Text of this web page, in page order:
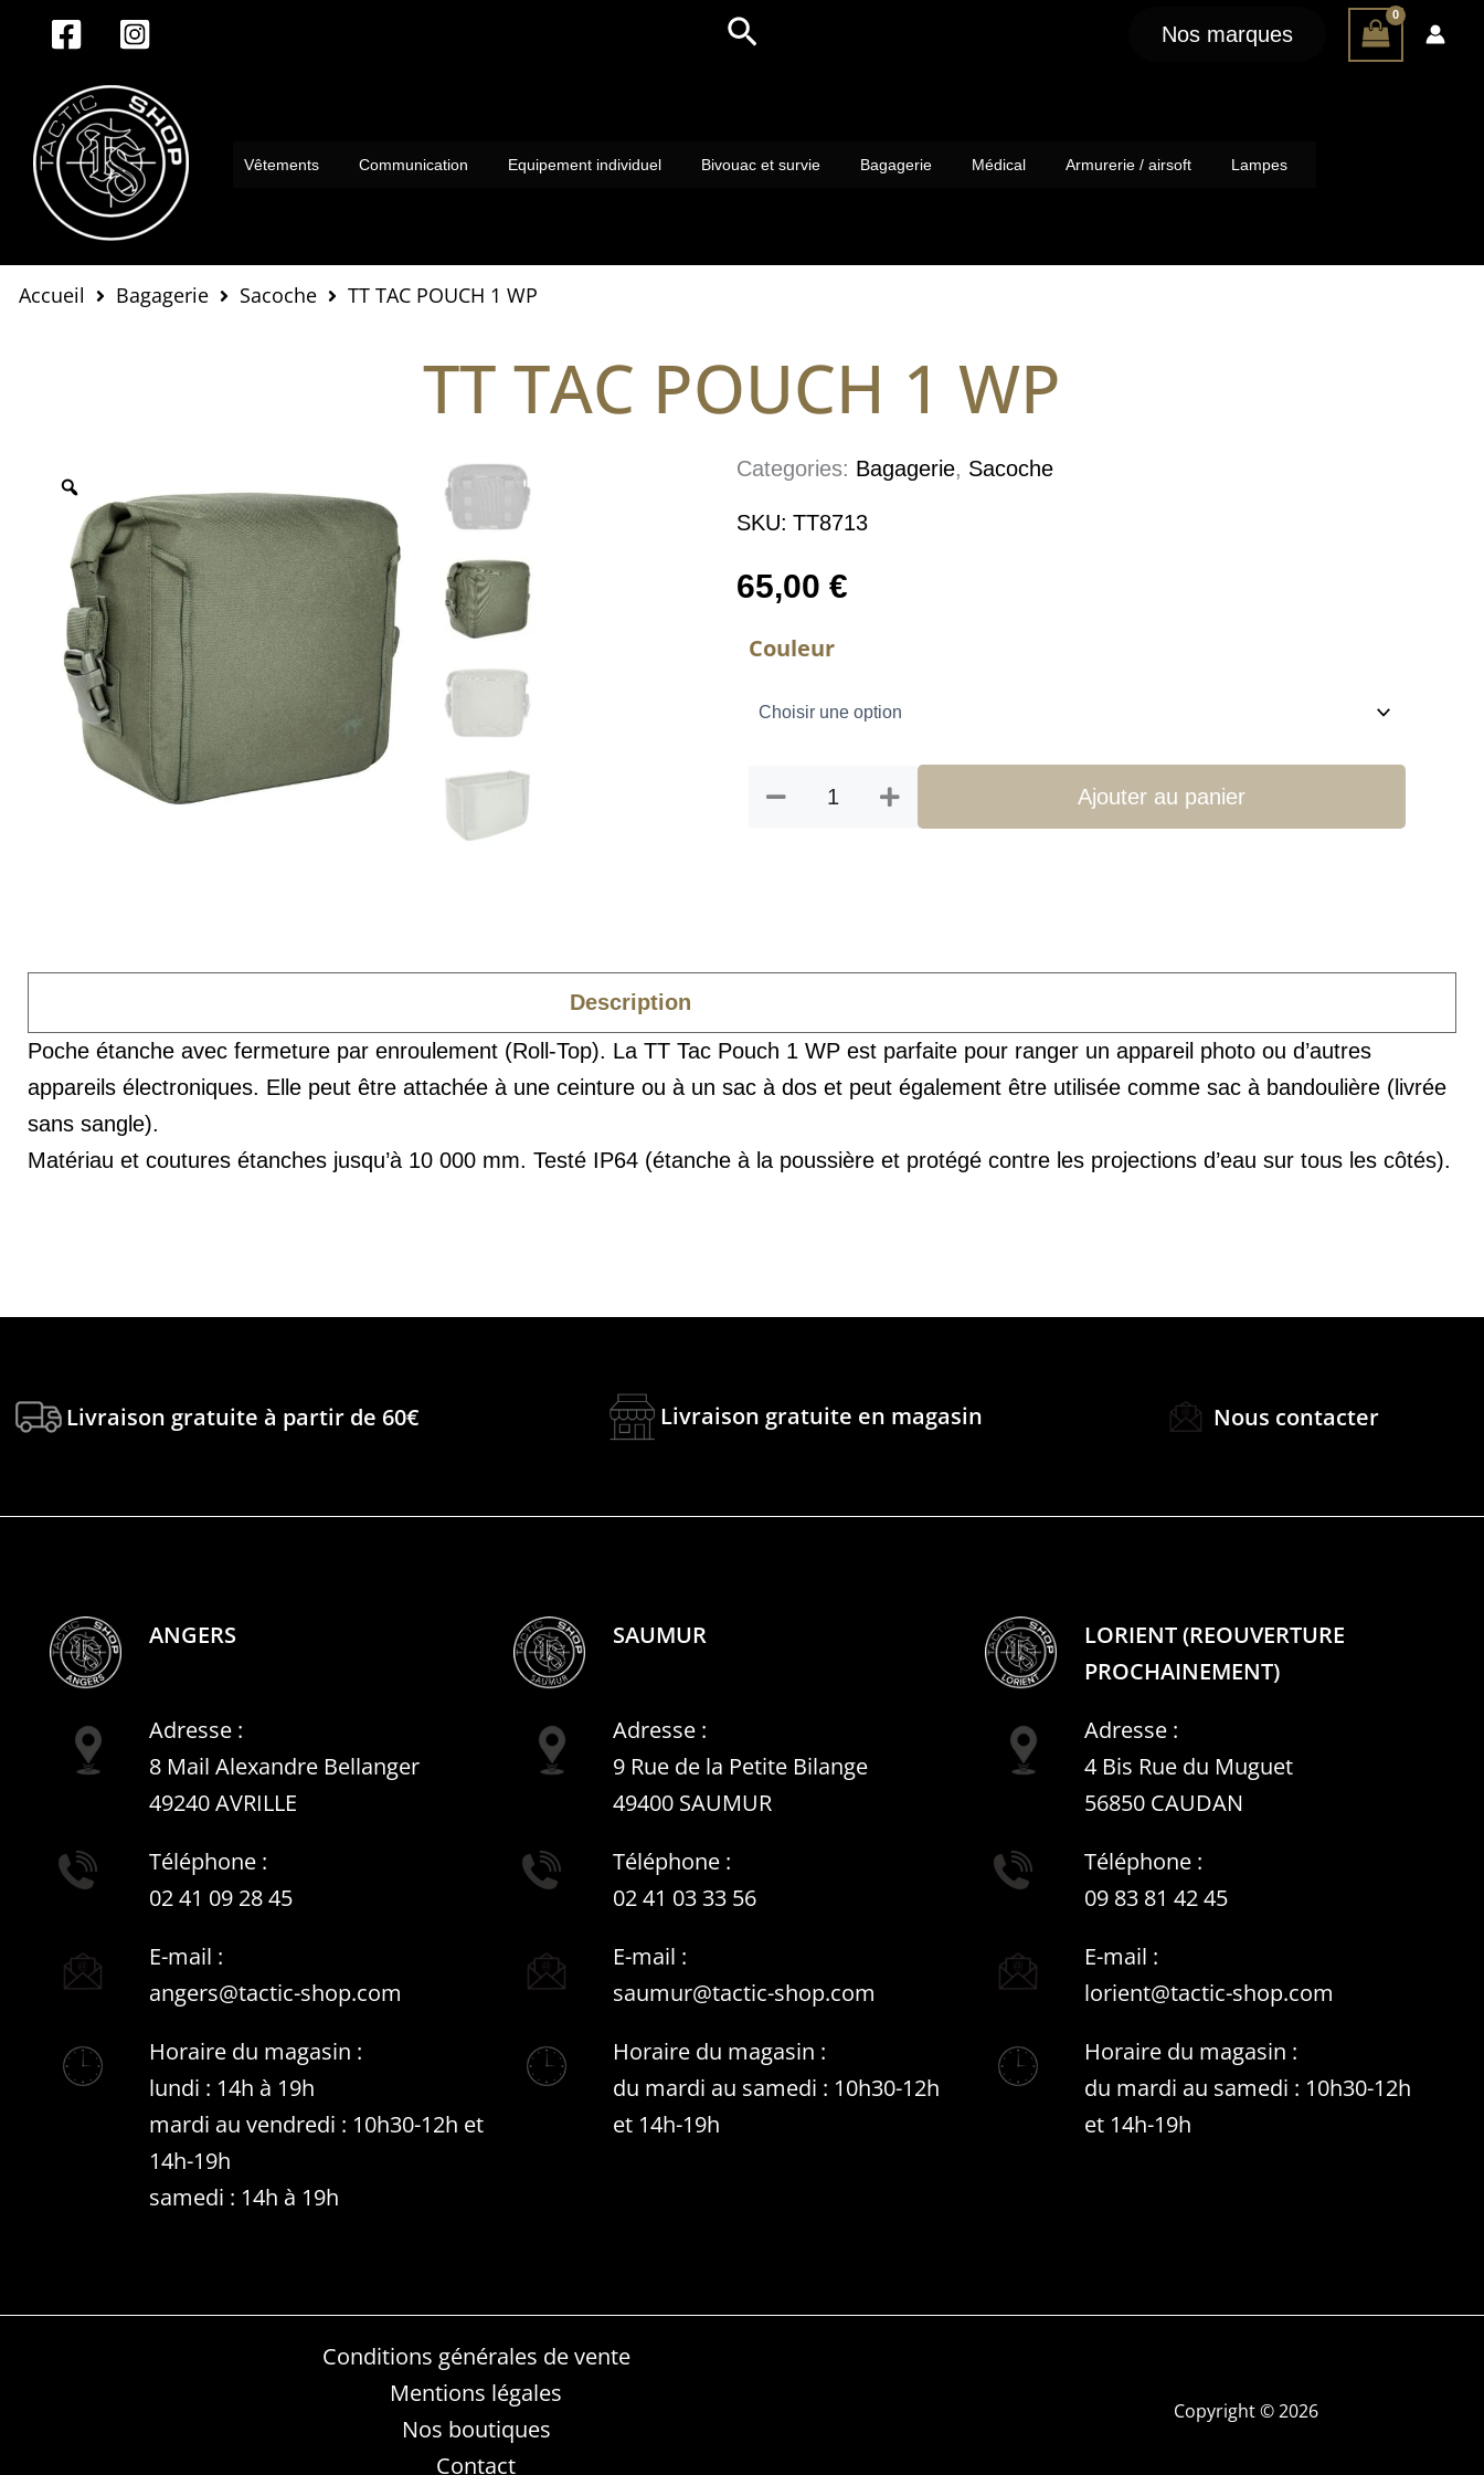
contenu
Rechercher Nos marques
Vêtements Communication Equipement individuel Bivouac et survie Bagagerie Médical Armurerie / airsoft Lampes
Accueil Bagagerie Sacoche TT TAC POUCH 1 WP
TT TAC POUCH 1 WP
Couleur
de
POUCH
Ajouter au panier
Categories: Bagagerie, Sacoche
SKU: TT8713
65,00€
Description
Poche étanche avec fermeture par enroulement (Roll-Top). La TT Tac Pouch 1 WP est parfaite pour ranger un appareil photo ou d’autres
appareils électroniques. Elle peut être attachée à une ceinture ou à un sac à dos et peut également être utilisée comme sac à bandoulière (livrée
sans sangle).
Matériau et coutures étanches jusqu’à 10 000 mm. Testé IP64 (étanche à la poussière et protégé contre les projections d’eau sur tous les côtés).
Livraison gratuite à partir de 60€ Livraison gratuite en magasin Nous contacter
ANGERS SAUMUR
LORIENT (REOUVERTURE
PROCHAINEMENT)
Adresse :
8 Mail Alexandre Bellanger
49240 AVRILLE
Adresse :
9 Rue de la Petite Bilange
49400 SAUMUR
Adresse :
4 Bis Rue du Muguet
56850 CAUDAN
Téléphone :
02 41 09 28 45
Téléphone :
02 41 03 33 56
Téléphone :
09 83 81 42 45
E-mail :
angers@tactic-shop.com
E-mail :
saumur@tactic-shop.com
E-mail :
lorient@tactic-shop.com
Horaire du magasin :
lundi : 14h à 19h
mardi au vendredi : 10h30-12h et
14h-19h
samedi : 14h à 19h
Horaire du magasin :
du mardi au samedi : 10h30-12h
et 14h-19h
Horaire du magasin :
du mardi au samedi : 10h30-12h
et 14h-19h
Conditions générales de vente
Mentions légales
Nos boutiques
Contact
Copyright © 2026